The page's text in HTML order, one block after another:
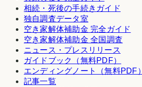
相続・死後の手続きガイド
独自調査データ室
空き家解体補助金 完全ガイド
空き家解体補助金 全国調査
ニュース・プレスリリース
ガイドブック（無料PDF）
エンディングノート（無料PDF）
記事一覧